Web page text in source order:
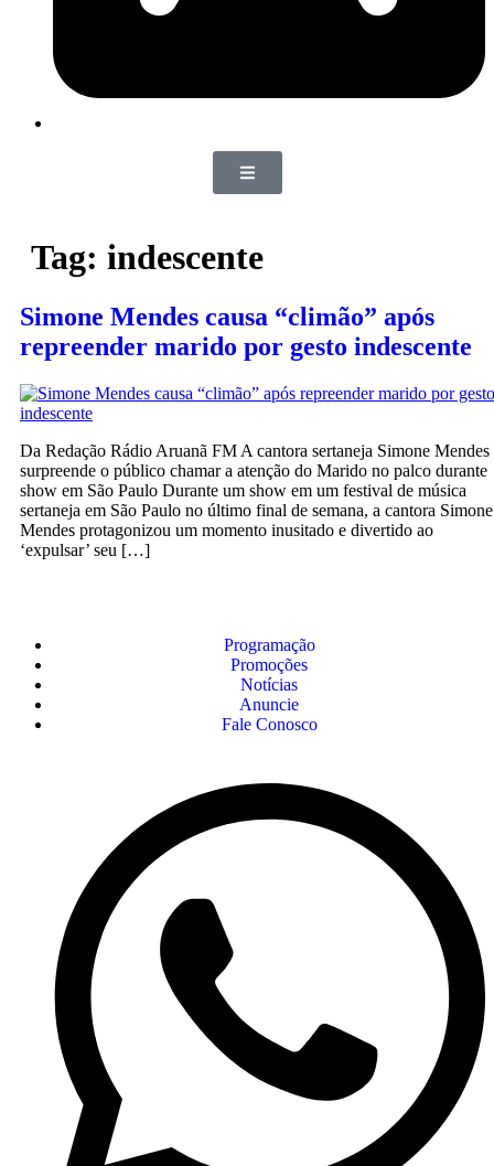
Tag: indescente
Simone Mendes causa “climão” após
repreender marido por gesto indescente
Da Redação Rádio Aruanã FM A cantora sertaneja Simone Mendes
surpreende o público chamar a atenção do Marido no palco durante
show em São Paulo Durante um show em um festival de música
sertaneja em São Paulo no último final de semana, a cantora Simone
Mendes protagonizou um momento inusitado e divertido ao
‘expulsar’ seu […]
Programação
Promoções
Notícias
Anuncie
Fale Conosco